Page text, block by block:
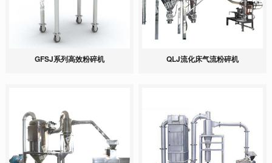
GFSJ系列高效粉碎机 QLJ流化床气流粉碎机